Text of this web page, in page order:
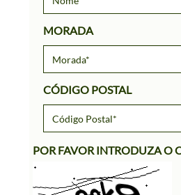
MORADA
CÓDIGO POSTAL
POR FAVOR INTRODUZA O